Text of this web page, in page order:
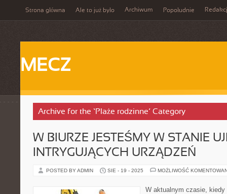
Strona główna Ale to już było Archiwum Popołudnie
MECZ
Archive for the ‘Plaże rodzinne’ Category
W BIURZE JESTEŚMY W STANIE
INTRYGUJĄCYCH URZĄDZEŃ
POSTED BY ADMIN SIE - 19 - 2025 MOŻLIWOŚĆ
W aktualnym czasie, kiedy